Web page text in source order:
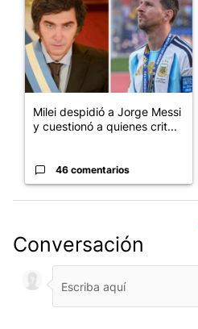
Milei despidió a Jorge Messi
y cuestionó a quienes crit...
46 comentarios
Conversación